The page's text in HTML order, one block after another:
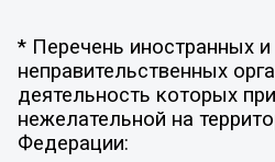
* Перечень иностранных
неправительственных
деятельность которых
нежелательной на
Федерации: